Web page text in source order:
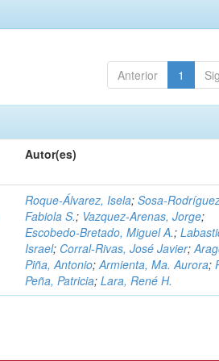
Anterior 1
Autor(es)
Roque-Álvarez, Isela;Sosa-
Fabiola S.; Vazquez-Arenas, Jorge;
Escobedo-Bretado, Miguel A.;
Israel; Corral-Rivas, José Javier;
Piña, Antonio;Armienta, Ma. Aurora;
Peña, Patricia;Lara, René H.